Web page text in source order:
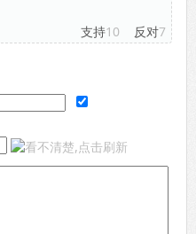
支持10 反对7